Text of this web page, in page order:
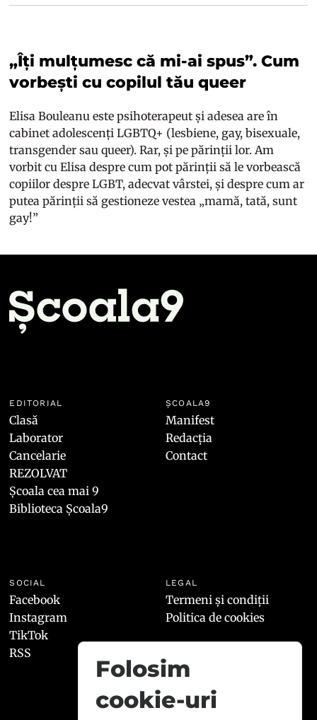
„Îți mulțumesc că mi-ai spus”. Cum
vorbești cu copilul tău queer
Elisa Bouleanu este psihoterapeut și adesea are în
cabinet adolescenți LGBTQ+ (lesbiene, gay, bisexuale,
transgender sau queer). Rar, și pe părinții lor. Am
vorbit cu Elisa despre cum pot părinții să le vorbească
copiilor despre LGBT, adecvat vârstei, și despre cum ar
putea părinții să gestioneze vestea „mamă, tată, sunt
gay!”
EDITORIAL
Clasă
Laborator
Cancelarie
REZOLVAT
Școala cea mai 9
Biblioteca Școala9
ȘCOALA9
Manifest
Redacția
Contact
SOCIAL
Facebook
Instagram
TikTok
RSS
LEGAL
Termeni și condiții
Politica de cookies
Folosim
cookie-uri